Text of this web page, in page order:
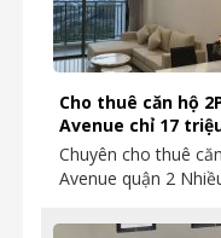
Cho thuê căn hộ
Avenue chỉ 17
Chuyên cho thuê
Avenue quận 2